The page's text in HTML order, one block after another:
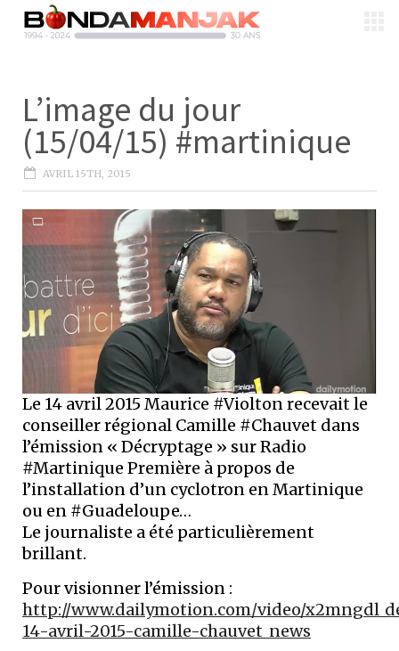
L’image du jour
(15/04/15) #martinique
AVRIL 15TH, 2015
Le 14 avril 2015 Maurice #Violton recevait le
conseiller régional Camille #Chauvet dans
l’émission « Décryptage » sur Radio
#Martinique Première à propos de
l’installation d’un cyclotron en Martinique
ou en #Guadeloupe…
Le journaliste a été particulièrement
brillant.
Pour visionner l’émission :
http://www.dailymotion.com/video/
14-avril-2015-camille-chauvet_news